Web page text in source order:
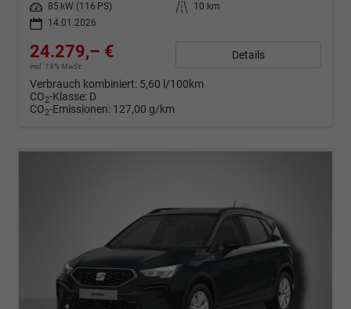
Leistung
85 kW (116 PS) Kilometerstand
10 km
14.01.2026
24.279,– €
incl. 19% MwSt.
Details
Verbrauch kombiniert: 5,60 l/100km
CO2-Klasse: D
CO2-Emissionen: 127,00 g/km